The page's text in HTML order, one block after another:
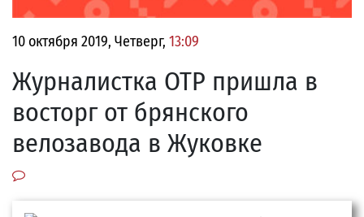
10 октября 2019, Четверг, 13:09
Журналистка ОТР пришла в
восторг от брянского
велозавода в Жуковке